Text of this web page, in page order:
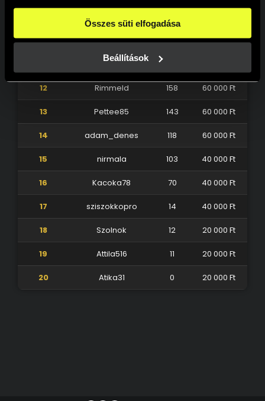
beállításokban pedig egyesével dönthethetsz arról, hogy
a weboldal használatához elengedhetetlen sütiken kívül
A weboldalainkon használt sütikről további információkat
erre a linkre kattintva a Süti tájékoztatónkban
Összes süti elfogadása
Beállítások
316
10 AntonShaolin 315 80 000 Ft
Ludnai89
12 Rimmeld 158 60 000 Ft
13 Pettee85 143 60 000 Ft
14 adam_denes 118 60 000 Ft
15 nirmala 103 40 000 Ft
16 Kacoka78 70 40 000 Ft
17 sziszokkopro 14 40 000 Ft
18 Szolnok 12 20 000 Ft
19 Attila516 11 20 000 Ft
20 Atika31 0 20 000 Ft